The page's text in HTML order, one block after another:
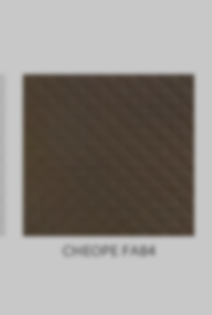
CHEOPE FA84